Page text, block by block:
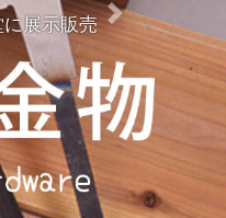
展示販売 Next